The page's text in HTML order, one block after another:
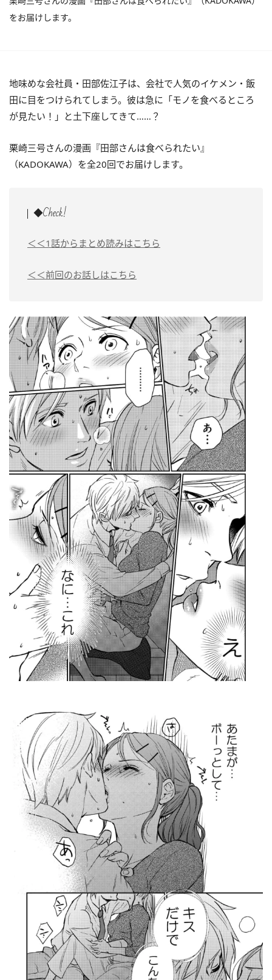
をお届けします。
地味めな会社員・田部佐江子は、会社で人気のイケメン・飯
田に目をつけられてしまう。彼は急に「モノを食べるところ
が見たい！」と土下座してきて……？
栗崎三号さんの漫画『田部さんは食べられたい』
（KADOKAWA）を全20回でお届けします。
◆Check!
＜＜1話からまとめ読みはこちら
＜＜前回のお話しはこちら